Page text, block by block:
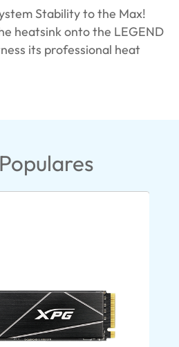
Stability to the Max!
heatsink onto the LEGEND
its professional heat